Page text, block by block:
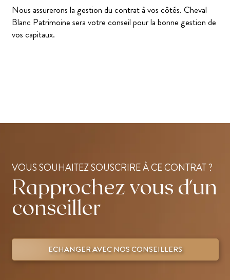
Nous assurerons la gestion du contrat à vos côtés. Cheval
Blanc Patrimoine sera votre conseil pour la bonne gestion de
vos capitaux.
VOUS SOUHAITEZ SOUSCRIRE À CE CONTRAT ?
Rapprochez vous d'un
conseiller
ECHANGER AVEC NOS CONSEILLERS